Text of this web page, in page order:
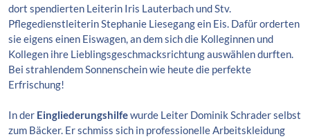
dort spendierten Leiterin Iris Lauterbach und Stv.
Pflegedienstleiterin Stephanie Liesegang ein Eis. Dafür orderten
sie eigens einen Eiswagen, an dem sich die Kolleginnen und
Kollegen ihre Lieblingsgeschmacksrichtung auswählen durften.
Bei strahlendem Sonnenschein wie heute die perfekte
Erfrischung!
In der Eingliederungshilfewurde Leiter Dominik Schrader selbst
zum Bäcker. Er schmiss sich in professionelle Arbeitskleidung